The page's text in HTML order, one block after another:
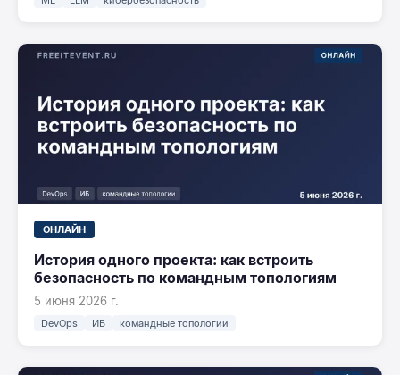
ОНЛАЙН
История одного проекта: как встроить
безопасность по командным топологиям
5 июня 2026 г.
DevOps ИБ командные топологии